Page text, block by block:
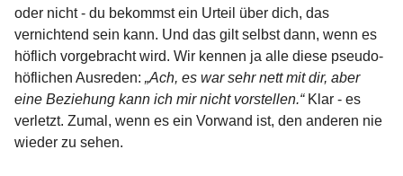
oder nicht - du bekommst ein Urteil über dich, das
vernichtend sein kann. Und das gilt selbst dann, wenn es
höflich vorgebracht wird. Wir kennen ja alle diese pseudo-
höflichen Ausreden: „Ach, es war sehr nett mit dir, aber
eine Beziehung kann ich mir nicht vorstellen.“Klar - es
verletzt. Zumal, wenn es ein Vorwand ist, den anderen nie
wieder zu sehen.